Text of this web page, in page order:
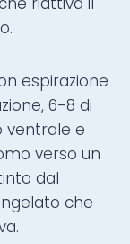
espirazione
6-8 di
ventrale e
verso un
dal
che